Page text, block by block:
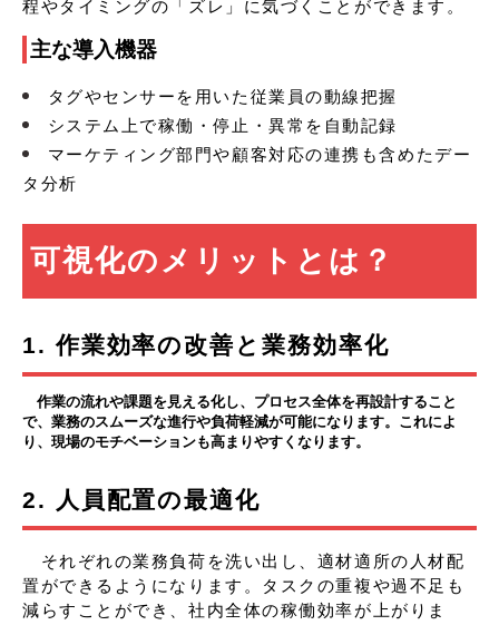
程やタイミングの「ズレ」に気づくことができます。
主な導入機器
タグやセンサーを用いた従業員の動線把握
システム上で稼働・停止・異常を自動記録
マーケティング部門や顧客対応の連携も含めたデー
タ分析
可視化のメリットとは？
1. 作業効率の改善と業務効率化
作業の流れや課題を見える化し、プロセス全体を再設計すること
で、業務のスムーズな進行や負荷軽減が可能になります。これによ
り、現場のモチベーションも高まりやすくなります。
2. 人員配置の最適化
それぞれの業務負荷を洗い出し、適材適所の人材配
置ができるようになります。タスクの重複や過不足も
減らすことができ、社内全体の稼働効率が上がりま